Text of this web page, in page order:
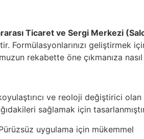
Ticaret ve Sergi Merkezi
Formülasyonlarınızı geliştirmek
rekabette öne çıkmanıza nasıl
ve reoloji değiştirici olan
sağlamak için
uygulama için mükemmel